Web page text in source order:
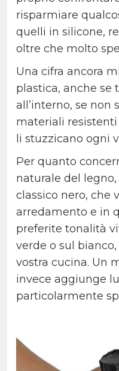
risparmiare
quelli in silicone,
oltre che molto
Una cifra ancora
plastica, anche se
all’interno, se non
materiali
li stuzzicano ogni
Per quanto
naturale del
classico nero, che
arredamento e in
preferite tonalità
verde o sul
vostra cucina. Un
invece aggiunge
particolarmente